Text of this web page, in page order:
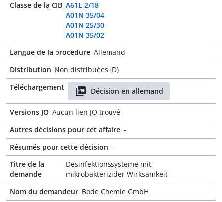
Classe de la CIB A61L 2/18
A01N 35/04
A01N 25/30
A01N 35/02
Langue de la procédure Allemand
Distribution Non distribuées (D)
Téléchargement
Décision en allemand
Versions JO Aucun lien JO trouvé
Autres décisions pour cet affaire -
Résumés pour cette décision -
Titre de la
demande
Desinfektionssysteme mit
mikrobakterizider Wirksamkeit
Nom du demandeur Bode Chemie GmbH